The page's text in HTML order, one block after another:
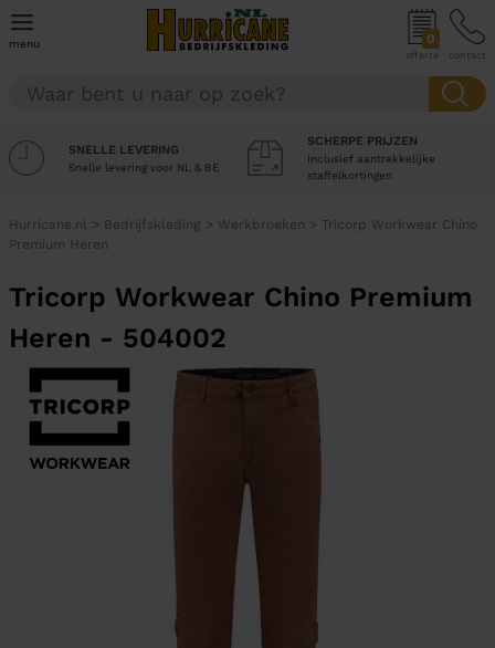
menu 0
offerte contact
SNELLE LEVERING
Snelle levering voor NL & BE
SCHERPE PRIJZEN
Inclusief aantrekkelijke
staffelkortingen
Hurricane.nl > Bedrijfskleding > Werkbroeken > Tricorp Workwear Chino
Premium Heren
Tricorp Workwear Chino Premium
Heren - 504002